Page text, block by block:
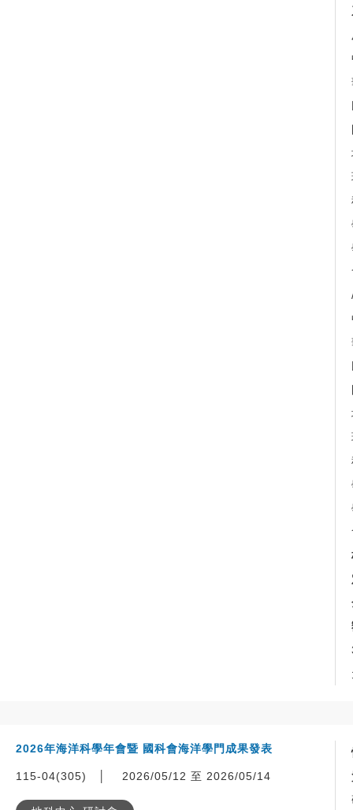
2026年海洋科學年會暨 國科會海洋學門成果發表
115-04(305) 2026/05/12 至 2026/05/14